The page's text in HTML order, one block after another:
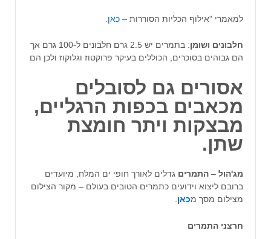
למאמרי "אילוף הכליות הסוררות – כאן
חלבונים ושומן
: בתמרים יש 2.5 גרם חלבונים ל-100 גרם אך
הם גבוהים בסוכרים, הכוללים בעיקר פרוקטוז וגלוקוז ולכן הם
אסורים גם לסובלים
מכאבים בכפות הרגליים,
מבצקות ויתר חומצת
שתן.
מג'הול – התמרים גדלים לאורך חופי ים המלח, מיועדים
ברובם ליצוא וידועים כתמרים הטובים בעולם – מקור הצילום
מצילום מסך מכאן.
חרצני התמרים